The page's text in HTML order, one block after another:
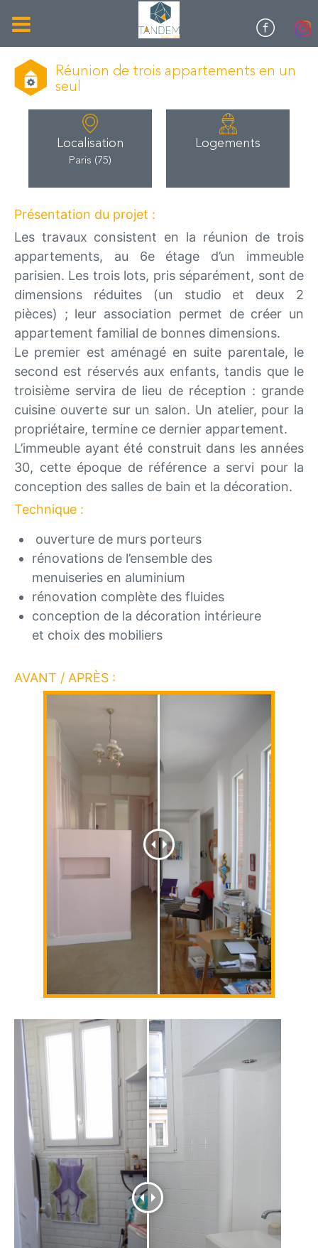
Réunion de trois appartements en un
seul
Localisation
Paris (75)
Logements
Présentation du projet :
Les travaux consistent en la réunion de trois
appartements, au 6e étage d’un immeuble
parisien. Les trois lots, pris séparément, sont de
dimensions réduites (un studio et deux 2
pièces) ; leur association permet de créer un
appartement familial de bonnes dimensions.
Le premier est aménagé en suite parentale, le
second est réservés aux enfants, tandis que le
troisième servira de lieu de réception : grande
cuisine ouverte sur un salon. Un atelier, pour la
propriétaire, termine ce dernier appartement.
L’immeuble ayant été construit dans les années
30, cette époque de référence a servi pour la
conception des salles de bain et la décoration.
Technique :
ouverture de murs porteurs
rénovations de l’ensemble des
menuiseries en aluminium
rénovation complète des fluides
conception de la décoration intérieure
et choix des mobiliers
AVANT / APRÈS :